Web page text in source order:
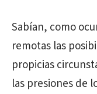
Sabían, como
remotas las
propicias
las presiones de